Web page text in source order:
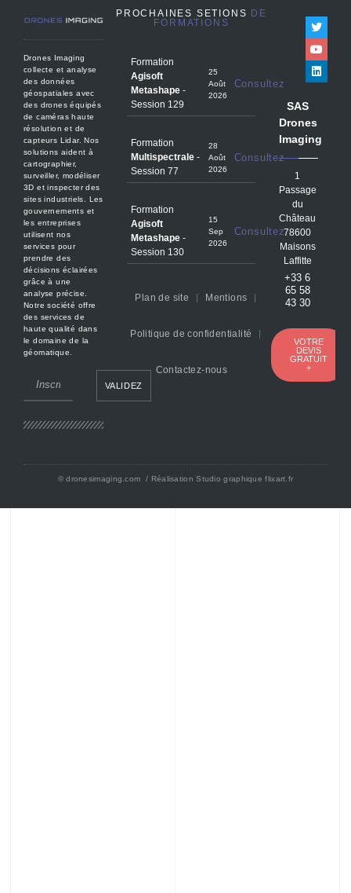
Drones Imaging
collecte et analyse
des données
géospatiales avec
des drones équipés
de caméras haute
résolution et de
capteurs Lidar. Nos
solutions aident à
cartographier,
surveiller, modéliser
3D et inspecter des
sites industriels. Les
gouvernements et
les entreprises
utilisent nos
services pour
prendre des
décisions éclairées
grâce à une
analyse précise.
Notre société offre
des services de
haute qualité dans
le domaine de la
géomatique.
VALIDEZ
PROCHAINES SETIONS DE
FORMATIONS
Formation
Agisoft
Metashape -
Session 129
25
Août
2026
Consultez
Formation
Multispectrale -
Session 77
28
Août
2026
Consultez
Formation
Agisoft
Metashape -
Session 130
15
Sep
2026
Consultez
Plan de site Mentions
Politique de confidentialité
Contactez-nous
SAS
Drones
Imaging
1
Passage
du
Château
78600
Maisons
Laffitte
+33 6
65 58
43 30
VOTRE
DEVIS
GRATUIT
+
©dronesimaging.com / Réalisation Studio graphiqueflixart.fr